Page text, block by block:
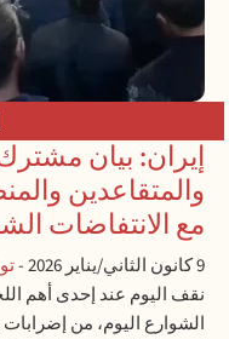
إيران: بيان
والمتقاعدين
مع الانتفاضات
9 كانون الثاني/يناير 2026 -
نقف اليوم عند إحدى أهم
الشوارع اليوم، من